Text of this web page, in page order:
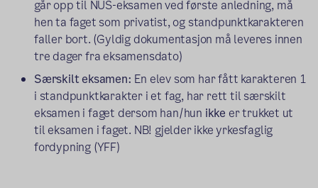
går opp til NUS-eksamen ved første anledning, må
hen ta faget som privatist, og standpunktkarakteren
faller bort. (Gyldig dokumentasjon må leveres innen
tre dager fra eksamensdato)
Særskilt eksamen: En elev som har fått karakteren 1
i standpunktkarakter i et fag, har rett til særskilt
eksamen i faget dersom han/hun ikke er trukket ut
til eksamen i faget. NB! gjelder ikke yrkesfaglig
fordypning (YFF)